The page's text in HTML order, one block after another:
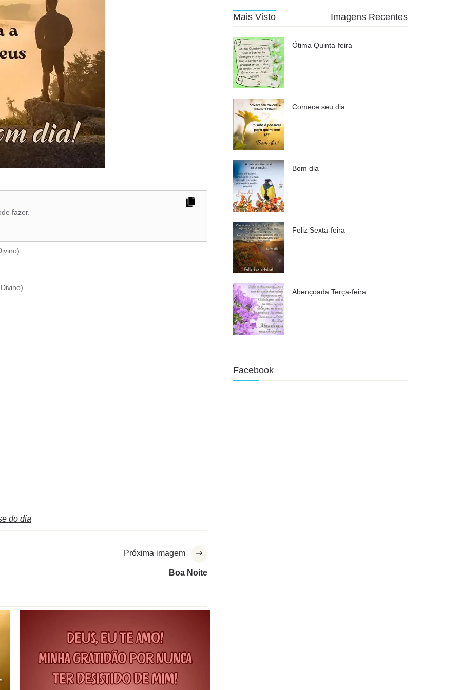
fazer.
)
)
do dia
Próxima imagem
Boa Noite
Mais Visto Imagens Recentes
Ótima Quinta-feira
Comece seu dia
Bom dia
Feliz Sexta-feira
Abençoada Terça-feira
Facebook